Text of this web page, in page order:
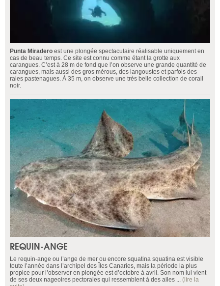
Punta Miradero est une plongée spectaculaire réalisable uniquement en
cas de beau temps. Ce site est connu comme étant la grotte aux
carangues. C’est à 28 m de fond que l’on observe une grande quantité de
carangues, mais aussi des gros mérous, des langoustes et parfois des
raies pastenagues. À 35 m, on observe une très belle collection de corail
noir.
REQUIN-ANGE
Le requin-ange ou l’ange de mer ou encore squatina squatina est visible
toute l’année dans l’archipel des Îles Canaries, mais la période la plus
propice pour l’observer en plongée est d’octobre à avril. Son nom lui vient
de ses deux nageoires pectorales qui ressemblent à des ailes ... (lire la